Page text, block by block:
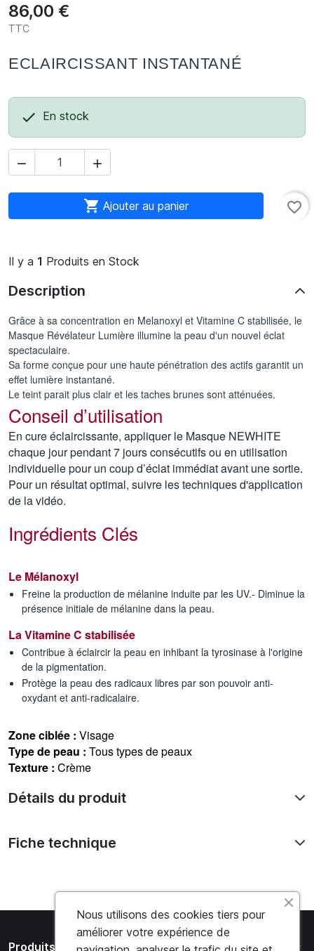
86,00 €
TTC
ECLAIRCISSANT INSTANTANÉ
 En stock
 
 Ajouter au panier favorite_border
Il y a 1 Produits en Stock
Description
Grâce à sa concentration en Melanoxyl et Vitamine C stabilisée, le
Masque Révélateur Lumière illumine la peau d'un nouvel éclat
spectaculaire.
Sa forme conçue pour une haute pénétration des actifs garantit un
effet lumière instantané.
Le teint parait plus clair et les taches brunes sont atténuées.
Conseil d’utilisation
En cure éclaircissante, appliquer le Masque NEWHITE
chaque jour pendant 7 jours consécutifs ou en utilisation
individuelle pour un coup d’éclat immédiat avant une sortie.
Pour un résultat optimal, suivre les techniques d'application
de la vidéo.
Ingrédients Clés
Le Mélanoxyl
Freine la production de mélanine induite par les UV.- Diminue la
présence initiale de mélanine dans la peau.
La Vitamine C stabilisée
Contribue à éclaircir la peau en inhibant la tyrosinase à l'origine
de la pigmentation.
Protège la peau des radicaux libres par son pouvoir anti-
oxydant et anti-radicalaire.
Zone ciblée : Visage
Type de peau : Tous types de peaux
Texture : Crème
Détails du produit
Fiche technique
Produits arrow_drop_down
Nous utilisons des cookies tiers pour
améliorer votre expérience de